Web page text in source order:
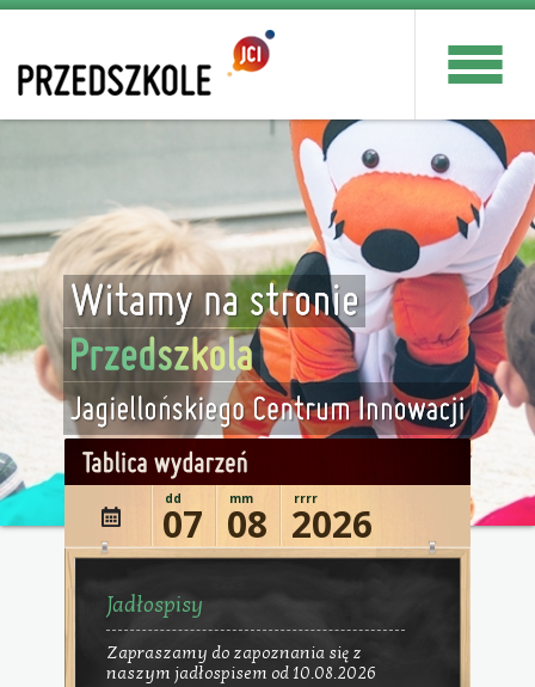
wydażenie
dd
07
mm
08
rrrr
2026
Jadłospisy
Zapraszamy do zapoznania się z
naszym jadłospisem od 10.08.2026